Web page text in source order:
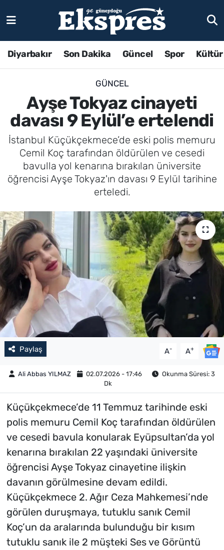
Diyarbakır Son Dakika Güncel Spor
GÜNCEL
Ayşe Tokyaz cinayeti
davası 9 Eylül’e ertelendi
İstanbul Küçükçekmece’de eski polis memuru
Cemil Koç tarafından öldürülen ve cesedi
bavulla yol kenarına bırakılan üniversite
öğrencisi Ayşe Tokyaz'ın davası 9 Eylül tarihine
erteledi.
Paylaş A- A+
Ali Abbas YILMAZ 02.07.2026 - 17:46
Okunma Süresi: 3
Dk
Küçükçekmece’de 11 Temmuz tarihinde eski
polis memuru Cemil Koç tarafından öldürülen
ve cesedi bavula konularak Eyüpsultan’da yol
kenarına bırakılan 22 yaşındaki üniversite
öğrencisi Ayşe Tokyaz cinayetine ilişkin
davanın görülmesine devam edildi.
Küçükçekmece 2. Ağır Ceza Mahkemesi’nde
görülen duruşmaya, tutuklu sanık Cemil
Koç’un da aralarında bulunduğu bir kısım
tutuklu sanık ile 2 müşteki Ses ve Görüntü